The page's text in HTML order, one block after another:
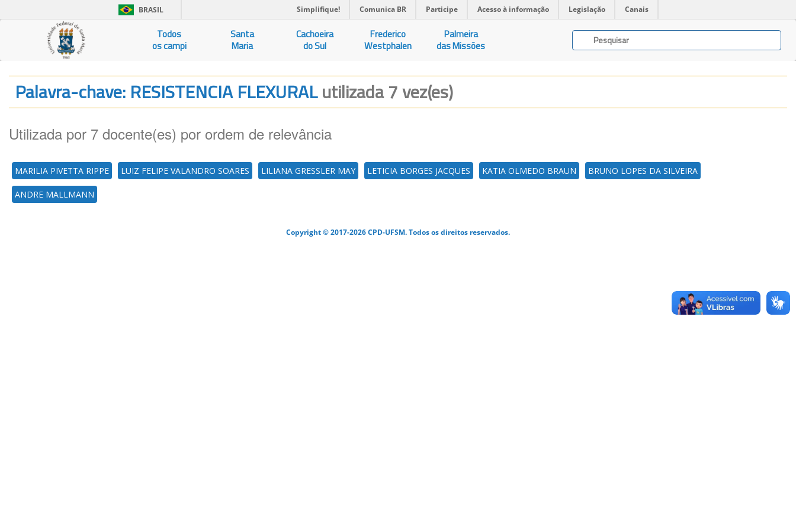
BRASIL Simplifique! Comunica BR Participe Acesso à informação Legislação Canais
Todos
os campi
Santa
Maria
Cachoeira
do Sul
Frederico
Westphalen
Palmeira
das Missões
Palavra-chave: RESISTENCIA FLEXURALutilizada 7 vez(es)
Utilizada por 7 docente(es) por ordem de relevância
MARILIA PIVETTA RIPPE LUIZ FELIPE VALANDRO SOARES LILIANA GRESSLER MAY LETICIA BORGES JACQUES KATIA OLMEDO BRAUN BRUNO LOPES DA SILVEIRA
ANDRE MALLMANN
Copyright © 2017-2026 CPD-UFSM. Todos os direitos reservados.